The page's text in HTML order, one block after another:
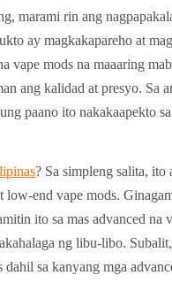
marami rin ang
ay magkakapareho at
vape mods na maaaring
ang kalidad at presyo. Sa
paano ito nakakaapekto
? Sa simpleng salita, ito
low-end vape mods.
ito sa mas advanced na
ng libu-libo.
sa kanyang mga